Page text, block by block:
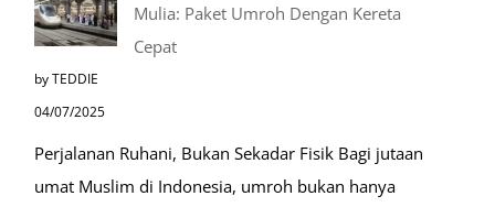
Mulia: Paket Umroh Dengan Kereta
Cepat
by TEDDIE
04/07/2025
Perjalanan Ruhani, Bukan Sekadar Fisik Bagi jutaan
umat Muslim di Indonesia, umroh bukan hanya